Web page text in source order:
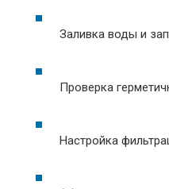
Заливка воды и
Проверка
Настройка